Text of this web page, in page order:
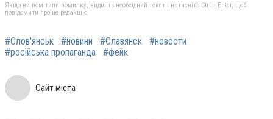
Якщо ви помітили помилку, виділіть необхідний текст і натисніть Ctrl + Enter, щоб
повідомити про це редакцію
#Слов'янськ #новини #Славянск
#новости
#російська пропаганда
#фейк
Сайт міста